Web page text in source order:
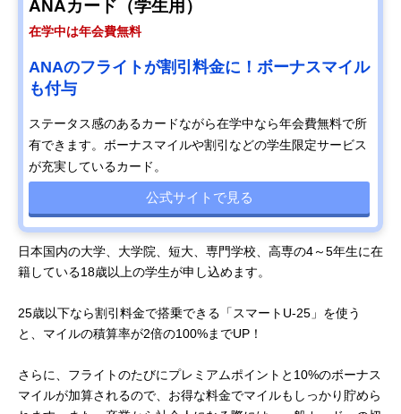
ANAカード（学生用）
在学中は年会費無料
ANAのフライトが割引料金に！ボーナスマイル
も付与
ステータス感のあるカードながら在学中なら年会費無料で所
有できます。ボーナスマイルや割引などの学生限定サービス
が充実しているカード。
公式サイトで見る
日本国内の大学、大学院、短大、専門学校、高専の4～5年生に在
籍している18歳以上の学生が申し込めます。
25歳以下なら割引料金で搭乗できる「スマートU-25」を使う
と、マイルの積算率が2倍の100%までUP！
さらに、フライトのたびにプレミアムポイントと10%のボーナス
マイルが加算されるので、お得な料金でマイルもしっかり貯めら